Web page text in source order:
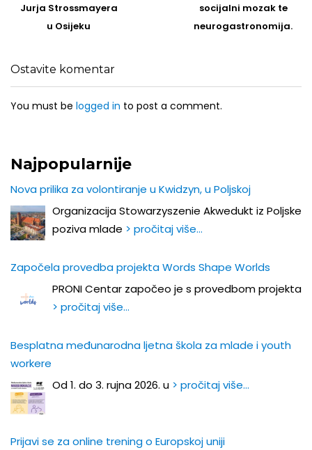
Jurja Strossmayera
u Osijeku
socijalni mozak te
neurogastronomija.
Ostavite komentar
You must be logged in to post a comment.
Najpopularnije
Nova prilika za volontiranje u Kwidzyn, u Poljskoj
Organizacija Stowarzyszenie Akwedukt iz Poljske
poziva mlade > pročitaj više…
Započela provedba projekta Words Shape Worlds
PRONI Centar započeo je s provedbom projekta
> pročitaj više…
Besplatna međunarodna ljetna škola za mlade i youth
workere
Od 1. do 3. rujna 2026. u > pročitaj više…
Prijavi se za online trening o Europskoj uniji